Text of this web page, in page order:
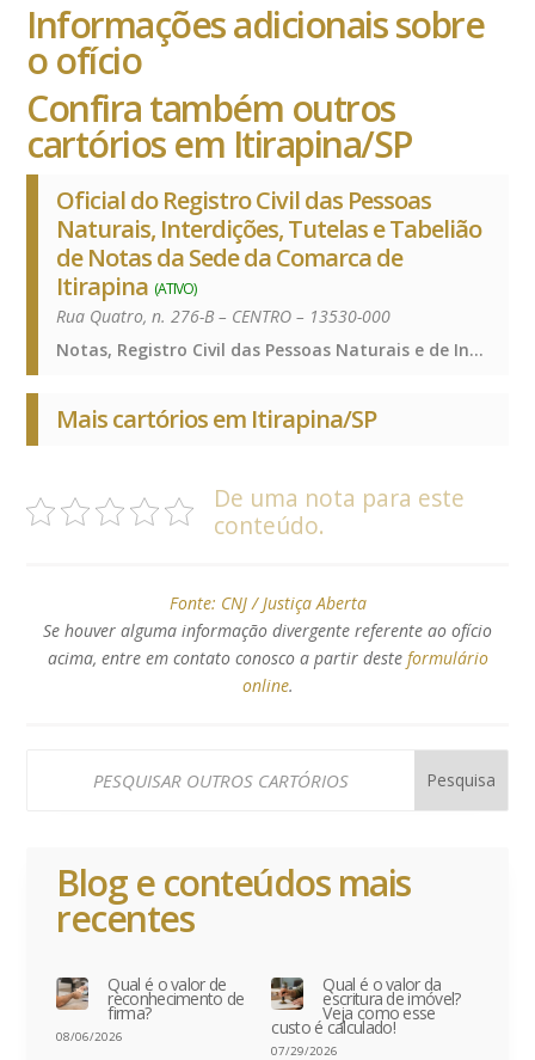
Informações adicionais sobre
o ofício
Confira também outros
cartórios em Itirapina/SP
Oficial do Registro Civil das Pessoas
Naturais, Interdições, Tutelas e Tabelião
de Notas da Sede da Comarca de
Itirapina (ATIVO)
Rua Quatro, n. 276-B – CENTRO – 13530-000
Notas, Registro Civil das Pessoas Naturais e de Interdições e Tutelas, Notas, Registro Civil das Pessoas Naturais e de Interdições e Tutelas, Notas, Registro Civil das Pessoas Naturais e de Interdições e Tutelas
Mais cartórios em Itirapina/SP
De uma nota para este
conteúdo.
Fonte: CNJ / Justiça Aberta
Se houver alguma informação divergente referente ao ofício
acima, entre em contato conosco a partir deste formulário
online.
Blog e conteúdos mais
recentes
Qual é o valor de
reconhecimento de
firma?
08/06/2026
Qual é o valor da
escritura de imóvel?
Veja como esse
custo é calculado!
07/29/2026